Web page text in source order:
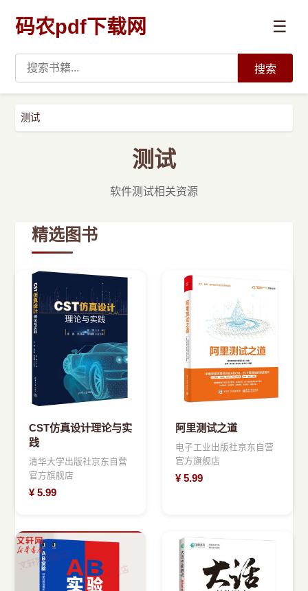
码农pdf下载网 ☰
系统编程
新兴语言
预订书籍
搜索
测试
测试
软件测试相关资源
精选图书
CST仿真设计理论与实
践
清华大学出版社京东自营
官方旗舰店
¥ 5.99
阿里测试之道
电子工业出版社京东自营
官方旗舰店
¥ 5.99